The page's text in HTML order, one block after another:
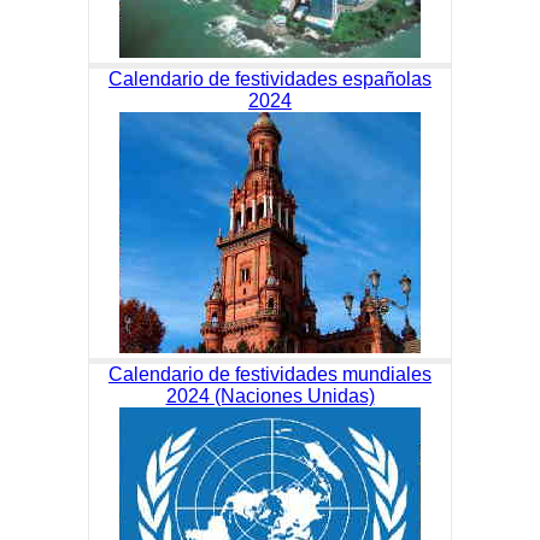
Calendario de festividades españolas
2024
Calendario de festividades mundiales
2024 (Naciones Unidas)